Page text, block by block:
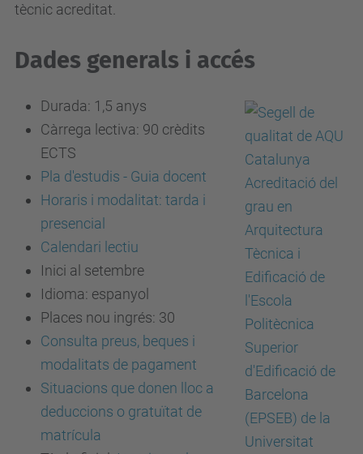
tècnic acreditat.
Dades generals i accés
Durada: 1,5 anys
Càrrega lectiva: 90 crèdits
ECTS
Pla d'estudis - Guia docent
Horaris i modalitat: tarda i
presencial
Calendari lectiu
Inici al setembre
Idioma: espanyol
Places nou ingrés: 30
Consulta preus, beques i
modalitats de pagament
Situacions que donen lloc a
deduccions o gratuïtat de
matrícula